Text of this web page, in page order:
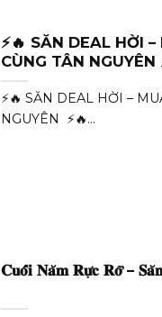
⚡🔥 SĂN DEAL HỜI
⚡🔥 SĂN DEAL HỜI –
NGUYÊN ⚡🔥...
𝐂𝐮𝐨̂́𝐢 𝐍𝐚̆𝐦 𝐑𝐮̛̣𝐜 𝐑𝐨̛̃ –